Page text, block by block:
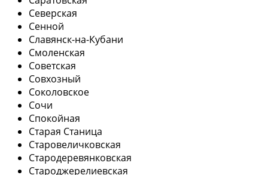
Северская
Сенной
Славянск-на-Кубани
Смоленская
Советская
Совхозный
Соколовское
Сочи
Спокойная
Старая Станица
Старовеличковская
Стародеревянковская
Староджерелиевская